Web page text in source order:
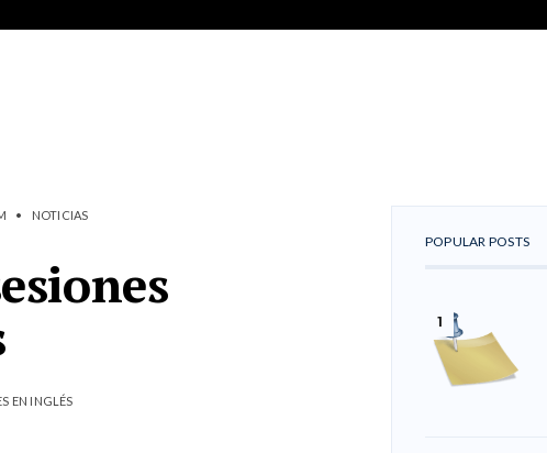
• NOTICIAS
EN INGLÉS
POPULAR POSTS